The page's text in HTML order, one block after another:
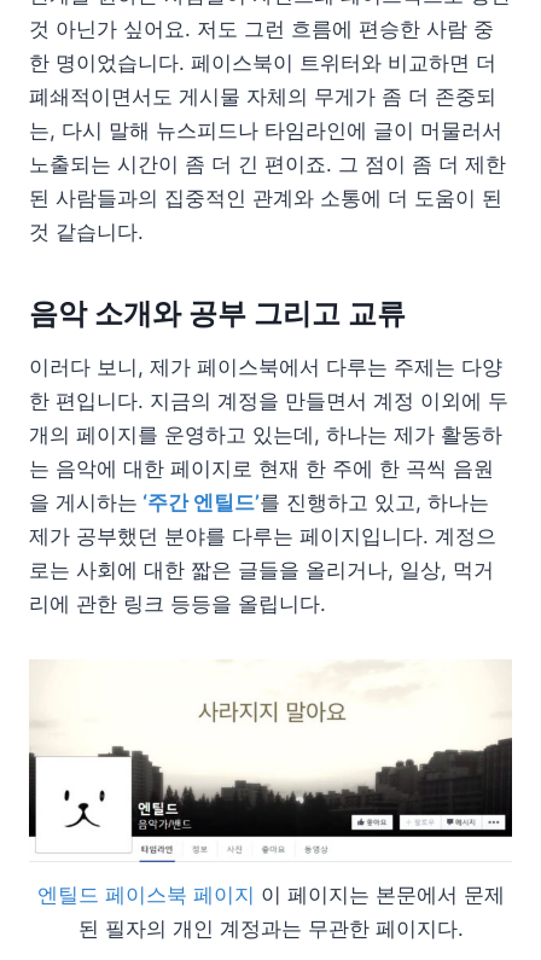
것 아닌가 싶어요. 저도 그런 흐름에 편승한 사람 중
한 명이었습니다. 페이스북이 트위터와 비교하면 더
폐쇄적이면서도 게시물 자체의 무게가 좀 더 존중되
는, 다시 말해 뉴스피드나 타임라인에 글이 머물러서
노출되는 시간이 좀 더 긴 편이죠. 그 점이 좀 더 제한
된 사람들과의 집중적인 관계와 소통에 더 도움이 된
것 같습니다.
음악 소개와 공부 그리고 교류
이러다 보니, 제가 페이스북에서 다루는 주제는 다양
한 편입니다. 지금의 계정을 만들면서 계정 이외에 두
개의 페이지를 운영하고 있는데, 하나는 제가 활동하
는 음악에 대한 페이지로 현재 한 주에 한 곡씩 음원
을 게시하는 ‘주간 엔틸드’를 진행하고 있고, 하나는
제가 공부했던 분야를 다루는 페이지입니다. 계정으
로는 사회에 대한 짧은 글들을 올리거나, 일상, 먹거
리에 관한 링크 등등을 올립니다.
엔틸드 페이스북 페이지 이 페이지는 본문에서 문제
된 필자의 개인 계정과는 무관한 페이지다.